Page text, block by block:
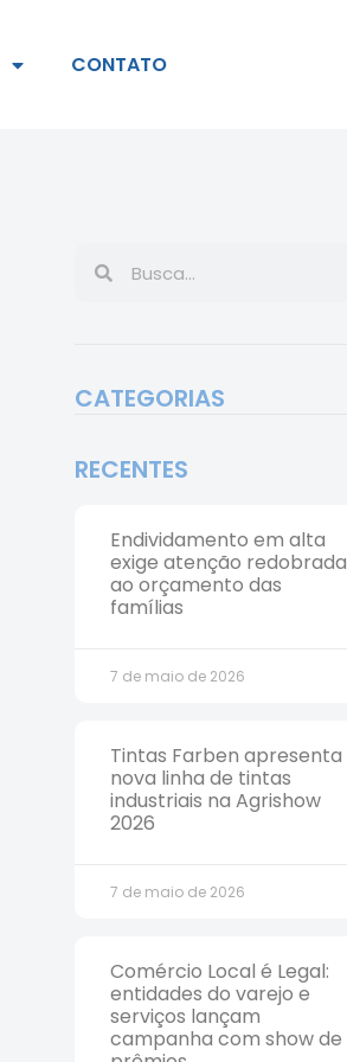
CONTATO
CATEGORIAS
RECENTES
Endividamento em alta
exige atenção redobrada
ao orçamento das
famílias
7 de maio de 2026
Tintas Farben apresenta
nova linha de tintas
industriais na Agrishow
2026
7 de maio de 2026
Comércio Local é Legal:
entidades do varejo e
serviços lançam
campanha com show de